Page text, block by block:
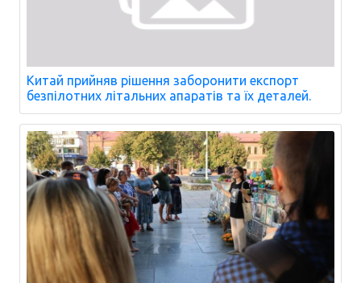
Китай прийняв рішення заборонити експорт
безпілотних літальних апаратів та їх деталей.